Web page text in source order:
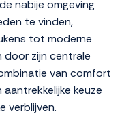
nabije omgeving
te vinden,
tot moderne
zijn centrale
van comfort
keuze
verblijven.